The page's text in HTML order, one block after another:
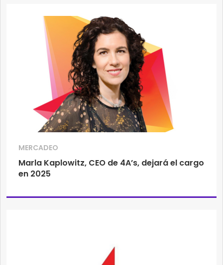
MERCADEO
Marla Kaplowitz, CEO de 4A’s, dejará el cargo
en 2025